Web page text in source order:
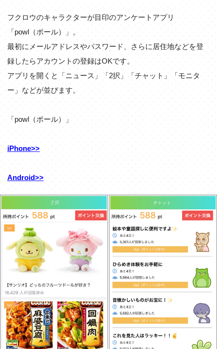
フクロウのキャラクターが目印のアンケートアプリ
「powl（ポール）」。
最初にメールアドレスやパスワード、さらに居住地などを登
録したらアカウントの登録はOKです。
アプリを開くと「ニュース」「2択」「チャット」「モニタ
ー」などが並びます。
「powl（ポール）」
iPhone>>
Android>>